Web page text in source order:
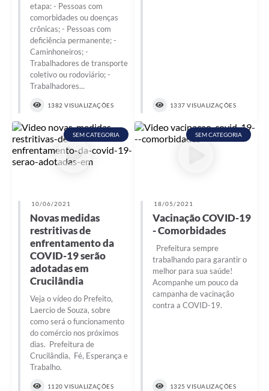
etapa: - Pessoas com
comorbidades ou doenças
crônicas; - Pessoas com
deficiência permanente; -
Caminhoneiros; -
Trabalhadores de transporte
coletivo ou rodoviário; -
Trabalhadores...
1382 VISUALIZAÇÕES 1337 VISUALIZAÇÕES
SEM CATEGORIA
10/06/2021
Novas medidas
restritivas de
enfrentamento da
COVID-19 serão
adotadas em
Crucilândia
Veja o vídeo do Prefeito,
Laercio de Souza, sobre
como será o funcionamento
do comércio nos próximos
dias. Prefeitura de
Crucilândia, Fé, Esperança e
Trabalho.
1120 VISUALIZAÇÕES
SEM CATEGORIA
18/05/2021
Vacinação COVID-19
- Comorbidades
Prefeitura sempre
trabalhando para garantir o
melhor para sua saúde!
Acompanhe um pouco da
campanha de vacinação
contra a COVID-19.
1325 VISUALIZAÇÕES